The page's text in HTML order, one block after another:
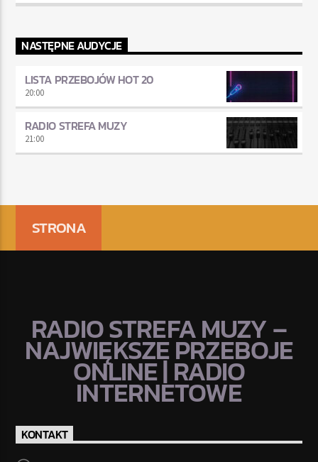
NASTĘPNE AUDYCJE
LISTA PRZEBOJÓW HOT 20
20:00
RADIO STREFA MUZY
21:00
STRONA
RADIO STREFA MUZY –
NAJWIĘKSZE PRZEBOJE
ONLINE | RADIO
INTERNETOWE
KONTAKT